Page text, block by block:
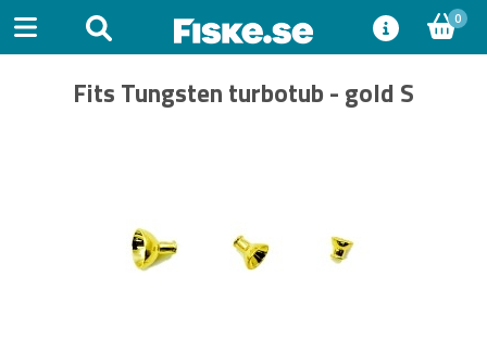
0
Fits Tungsten turbotub - gold S